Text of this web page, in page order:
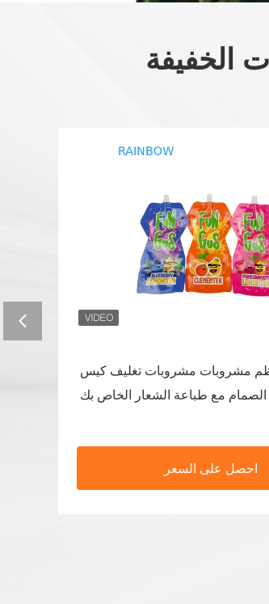
الخفيفة
مشروبات مشروبات تغليف كيس
الصمام مع طباعة الشعار الخاص بك
احصل على السعر